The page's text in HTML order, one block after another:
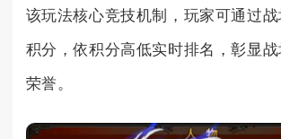
该玩法核心竞技机制，玩家可通过
积分，依积分高低实时排名，彰显
荣誉。